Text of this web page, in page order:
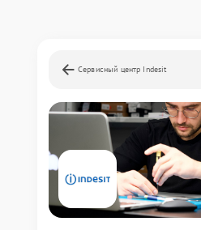
Сервисный центр Indesit